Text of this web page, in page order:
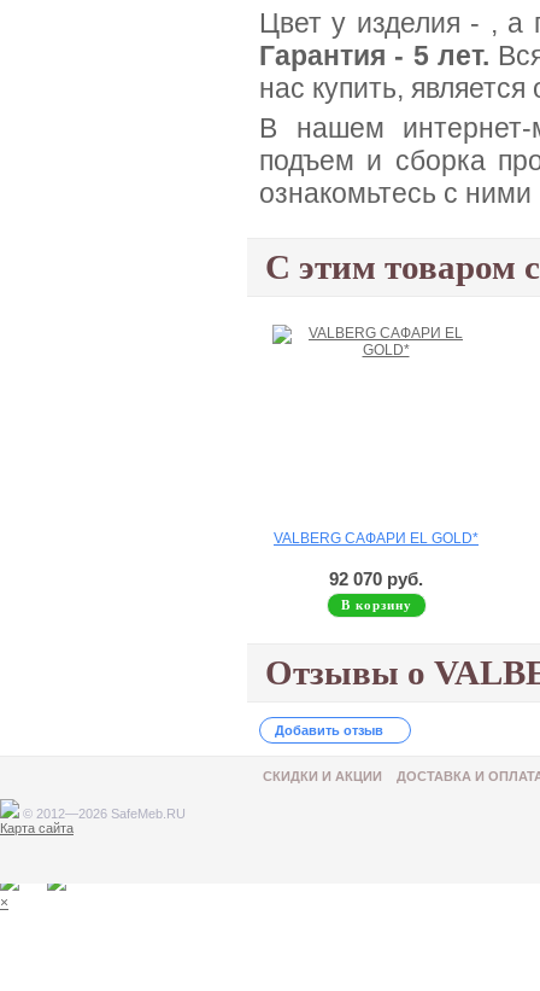
Цвет у изделия - , а
Гарантия - 5 лет.
нас купить,
В нашем интернет-
подъем и сборка
ознакомьтесь с
С этим товаром
VALBERG САФАРИ EL GOLD*
92 070 руб.
В корзину
Отзывы о
Добавить отзыв
© 2012—2026 SafeMeb.RU
Карта сайта
СКИДКИ И АКЦИИ ДОСТАВКА И
×